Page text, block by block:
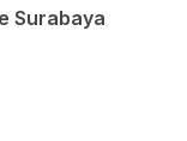
Surabaya